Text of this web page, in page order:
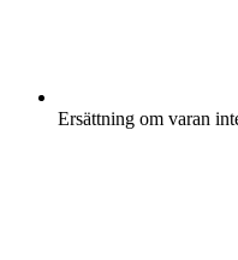
Ersättning om varan